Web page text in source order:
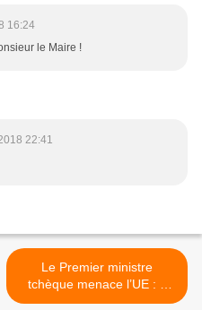
16:24
le Maire !
22:41
Le Premier ministre
tchèque menace l’UE : «
Nous n’accueillerons aucun